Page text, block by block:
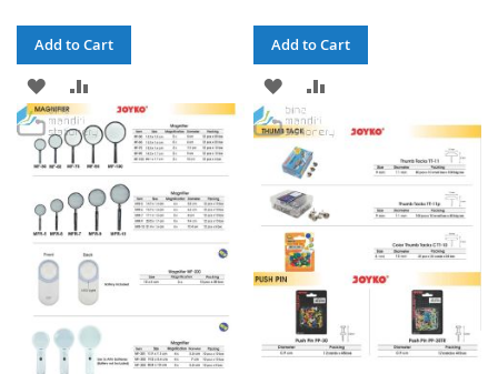
Add to Cart
ADD
TO
WISH
LIST
TO
COMPARE
Add to Cart
ADD
TO
WISH
LIST
COMPARE